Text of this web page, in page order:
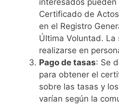
Certificado de
en el Registro
Última Voluntad. La
realizarse en
Pago de tasas: Se
para obtener el
sobre las tasas y
varían según la